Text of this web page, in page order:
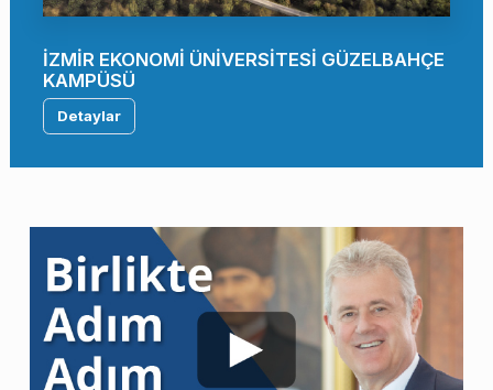
İZMİR EKONOMİ ÜNİVERSİTESİ GÜZELBAHÇE
KAMPÜSÜ
Detaylar